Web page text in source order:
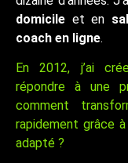
domicile et en
coach en ligne.
En 2012, j’ai
répondre à une
comment
rapidement grâce
adapté ?